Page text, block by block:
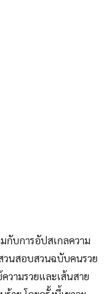
กับการอัปสเกลความ
วนสอบสวนฉบับคนรวย
วามรวยและเส้นสาย